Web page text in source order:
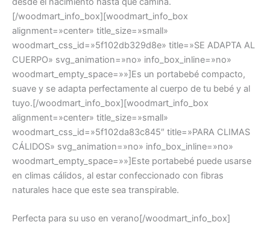
[/woodmart_info_box][woodmart_info_box
alignment=»center» title_size=»small»
woodmart_css_id=»5f102db329d8e» title=»SE ADAPTA AL
CUERPO» svg_animation=»no» info_box_inline=»no»
woodmart_empty_space=»»]Es un portabebé compacto,
suave y se adapta perfectamente al cuerpo de tu bebé y al
tuyo.[/woodmart_info_box][woodmart_info_box
alignment=»center» title_size=»small»
woodmart_css_id=»5f102da83c845″ title=»PARA CLIMAS
CÁLIDOS» svg_animation=»no» info_box_inline=»no»
woodmart_empty_space=»»]Este portabebé puede usarse
en climas cálidos, al estar confeccionado con fibras
naturales hace que este sea transpirable.
Perfecta para su uso en verano[/woodmart_info_box]